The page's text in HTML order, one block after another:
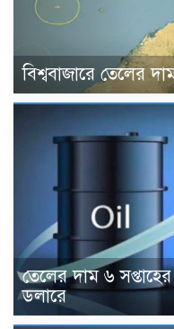
বিশ্ববাজারে তেলের
তেলের দাম ৬
ডলারে